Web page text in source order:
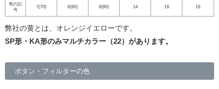
色の記
号
7(70) 8(80) 9(90) 14 16 18
弊社の黄とは、オレンジイエローです。
SP形・KA形のみマルチカラー（22）があります。
ボタン・フィルターの色